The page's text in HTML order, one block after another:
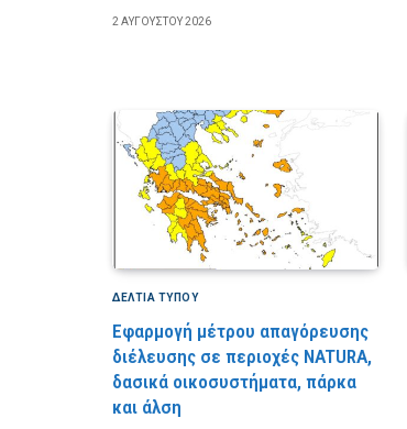
2 ΑΥΓΟΎΣΤΟΥ 2026
ΔΕΛΤΙΑ ΤΥΠΟΥ
Εφαρμογή μέτρου απαγόρευσης
διέλευσης σε περιοχές NATURA,
δασικά οικοσυστήματα, πάρκα
και άλση